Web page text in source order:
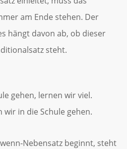
am Ende stehen. Der
hängt davon ab, ob dieser
steht.
gehen, lernen wir viel.
wir in die Schule gehen.
Nebensatz beginnt, steht